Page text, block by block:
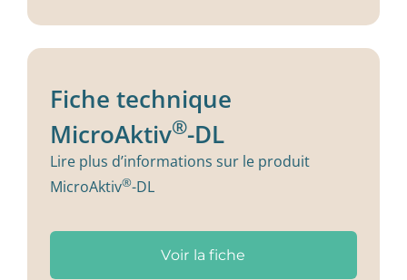
Fiche technique
MicroAktiv®-DL
Lire plus d’informations sur le produit
MicroAktiv®-DL
Voir la fiche